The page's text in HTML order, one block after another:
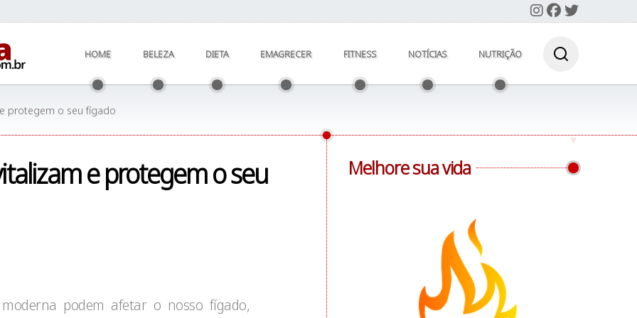
HOME BELEZA DIETA EMAGRECER FITNESS NOTÍCIAS NUTRIÇÃO
protegem o seu fígado
e protegem o seu
podem afetar o nosso fígado,
Melhore sua vida